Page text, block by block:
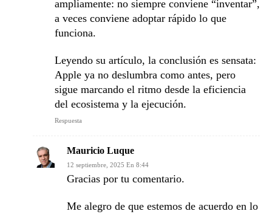
ampliamente: no siempre conviene “inventar”,
a veces conviene adoptar rápido lo que
funciona.
Leyendo su artículo, la conclusión es sensata:
Apple ya no deslumbra como antes, pero
sigue marcando el ritmo desde la eficiencia
del ecosistema y la ejecución.
Respuesta
Mauricio Luque
12 septiembre, 2025 En 8:44
Gracias por tu comentario.
Me alegro de que estemos de acuerdo en lo